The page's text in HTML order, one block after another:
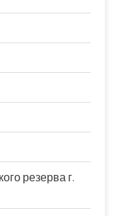
резерва г.